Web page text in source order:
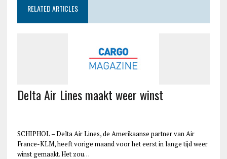
RELATED ARTICLES
Delta Air Lines maakt weer winst
SCHIPHOL – Delta Air Lines, de Amerikaanse partner van Air
France-KLM, heeft vorige maand voor het eerst in lange tijd weer
winst gemaakt. Het zou…